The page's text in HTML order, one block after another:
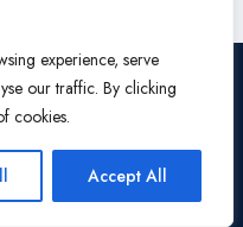
experience, serve
our traffic. By clicking
cookies.
Accept All
w Pile